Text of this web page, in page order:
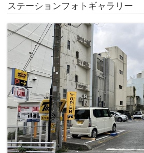
ステーションフォトギャラリー